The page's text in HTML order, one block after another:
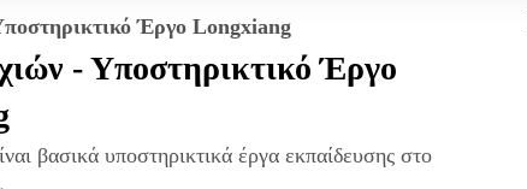
Έργο Longxiang
- Υποστηρικτικό Έργο
βασικά υποστηρικτικά έργα εκπαίδευσης στο